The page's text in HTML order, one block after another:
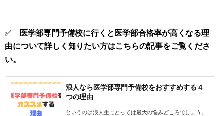
✅
医学部専門予備校に行くと医学部合格率が高くなる理
由について詳しく知りたい方はこちらの記事をご覧くださ
い。
浪人なら医学部専門予備校をおすすめする４
つの理由
というのは浪人生にとっては最大の悩みどころでしょう。